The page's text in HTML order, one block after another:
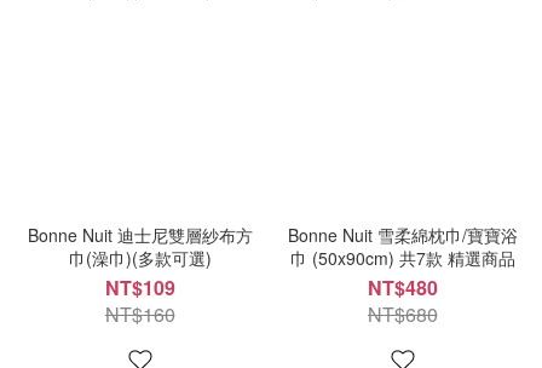
Bonne Nuit 迪士尼雙層紗布方
巾(澡巾)(多款可選)
NT$109
NT$160
Bonne Nuit 雪柔綿枕巾/寶寶浴
巾 (50x90cm) 共7款 精選商品
NT$480
NT$680